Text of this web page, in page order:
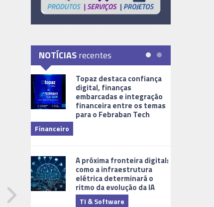
NOTÍCIASrecentes
Topaz destaca confiança
digital, finanças
embarcadas e integração
financeira entre os temas
para o Febraban Tech
Financeiro
A próxima fronteira digital:
como a infraestrutura
elétrica determinará o
ritmo da evolução da IA
TI & Software